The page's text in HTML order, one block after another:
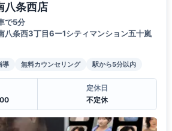
八条西店
で5分
八条西3丁目6ー1シティマンション五十嵐
導 無料カウンセリング 駅から5分以内
定休日
不定休